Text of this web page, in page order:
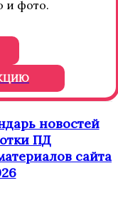
и фото.
новостей
ПД
сайта